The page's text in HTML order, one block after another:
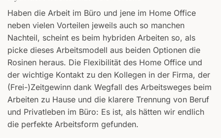
Haben die Arbeit im Büro und jene im Home Office
neben vielen Vorteilen jeweils auch so manchen
Nachteil, scheint es beim hybriden Arbeiten so, als
picke dieses Arbeitsmodell aus beiden Optionen die
Rosinen heraus. Die Flexibilität des Home Office und
der wichtige Kontakt zu den Kollegen in der Firma, der
(Frei-)Zeitgewinn dank Wegfall des Arbeitsweges beim
Arbeiten zu Hause und die klarere Trennung von Beruf
und Privatleben im Büro: Es ist, als hätten wir endlich
die perfekte Arbeitsform gefunden.